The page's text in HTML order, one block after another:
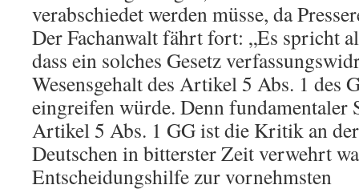
verabschiedet werden müsse, da
Der Fachanwalt fährt fort: „Es spricht
dass ein solches Gesetz
Wesensgehalt des Artikel 5 Abs. 1 des
eingreifen würde. Denn fundamentaler
Artikel 5 Abs. 1 GG ist die Kritik an
Deutschen in bitterster Zeit verwehrt
Entscheidungshilfe zur vornehmsten